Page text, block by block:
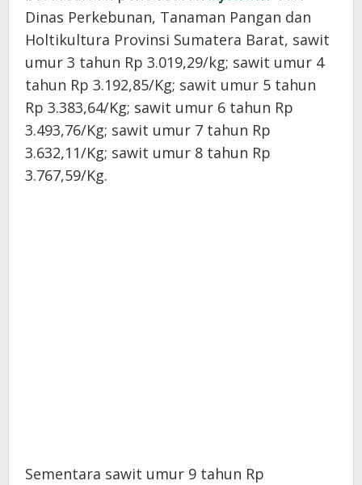
Dinas Perkebunan, Tanaman Pangan dan
Holtikultura Provinsi Sumatera Barat, sawit
umur 3 tahun Rp 3.019,29/kg; sawit umur 4
tahun Rp 3.192,85/Kg; sawit umur 5 tahun
Rp 3.383,64/Kg; sawit umur 6 tahun Rp
3.493,76/Kg; sawit umur 7 tahun Rp
3.632,11/Kg; sawit umur 8 tahun Rp
3.767,59/Kg.
Sementara sawit umur 9 tahun Rp